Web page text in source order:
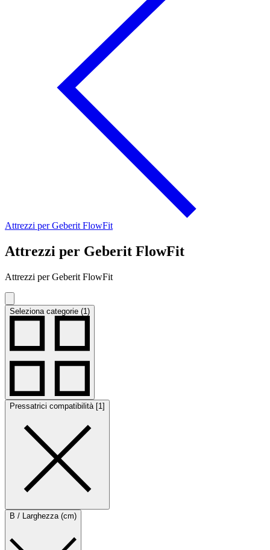
Attrezzi per Geberit FlowFit
Attrezzi per Geberit FlowFit
Attrezzi per Geberit FlowFit
Seleziona categorie (1)
Pressatrici compatibilità [1]
B / Larghezza (cm)